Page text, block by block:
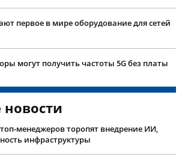
первое в мире оборудование для сетей
могут получить частоты 5G без платы
менеджеров торопят внедрение ИИ,
инфраструктуры